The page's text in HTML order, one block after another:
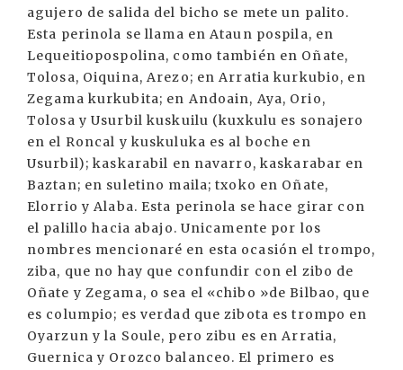
agujero de salida del bicho se mete un palito.
Esta perinola se llama en Ataun pospila, en
Lequeitiopospolina, como también en Oñate,
Tolosa, Oiquina, Arezo; en Arratia kurkubio, en
Zegama kurkubita; en Andoain, Aya, Orio,
Tolosa y Usurbil kuskuilu (kuxkulu es sonajero
en el Roncal y kuskuluka es al boche en
Usurbil); kaskarabil en navarro, kaskarabar en
Baztan; en suletino maila; txoko en Oñate,
Elorrio y Alaba. Esta perinola se hace girar con
el palillo hacia abajo. Unicamente por los
nombres mencionaré en esta ocasión el trompo,
ziba, que no hay que confundir con el zibo de
Oñate y Zegama, o sea el «chibo »de Bilbao, que
es columpio; es verdad que zibota es trompo en
Oyarzun y la Soule, pero zibu es en Arratia,
Guernica y Orozco balanceo. El primero es